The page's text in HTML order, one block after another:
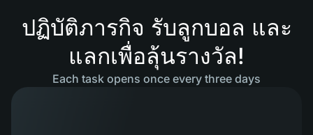
ปฏิบัติภารกิจ รับลูกบอล และ
แลกเพื่อลุ้นรางวัล!
Each task opens once every three days